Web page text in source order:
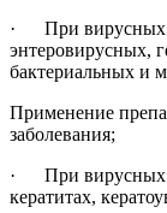
· При вирусных
энтеровирусных,
бактериальных и
Применение
заболевания;
· При вирусных
кератитах,